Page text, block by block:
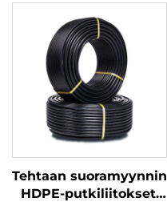
Tehtaan suoramyynnin
HDPE-putkiliitokset,